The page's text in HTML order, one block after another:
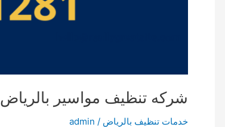
شركه تنظيف مواسير بالرياض
خدمات تنظيف بالرياض /
admin